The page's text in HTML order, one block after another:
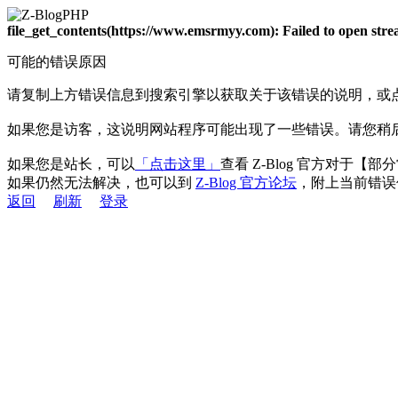
file_get_contents(https://www.emsrmyy.com): Failed to open
可能的错误原因
请复制上方错误信息到搜索引擎以获取关于该错误的说明，或
如果您是访客，这说明网站程序可能出现了一些错误。请您稍
如果您是站长，可以 「点击这里」 查看 Z-Blog 官方对于【部
如果仍然无法解决，也可以到 Z-Blog 官方论坛 ，附上当前错
返回
刷新 登录